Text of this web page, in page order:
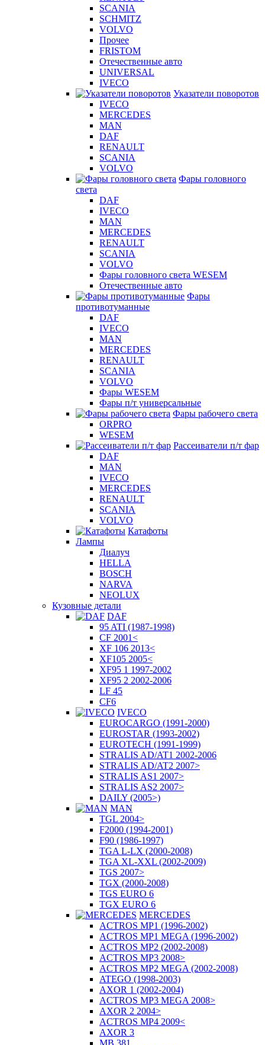
SCANIA
SCHMITZ
VOLVO
Прочее
FRISTOM
Отечественные авто
UNIVERSAL
IVECO
Указатели поворотов
IVECO
MERCEDES
MAN
DAF
RENAULT
SCANIA
VOLVO
Фары головного
света
DAF
IVECO
MAN
MERCEDES
RENAULT
SCANIA
VOLVO
Фары головного света WESEM
Отечественные авто
Фары
противотуманные
DAF
IVECO
MAN
MERCEDES
RENAULT
SCANIA
VOLVO
Фары WESEM
Фары п/т универсальные
Фары рабочего света
ORPRO
WESEM
Рассеиватели п/т фар
DAF
MAN
IVECO
MERCEDES
RENAULT
SCANIA
VOLVO
Катафоты
Лампы
Диалуч
HELLA
BOSCH
NARVA
NEOLUX
Кузовные детали
DAF
95 ATI (1987-1998)
CF 2001<
XF 106 2013<
XF105 2005<
XF95 1 1997-2002
XF95 2 2002-2006
LF 45
CF6
IVECO
EUROCARGO (1991-2000)
EUROSTAR (1993-2002)
EUROTECH (1991-1999)
STRALIS AD/AT1 2002-2006
STRALIS AD/AT2 2007>
STRALIS AS1 2007>
STRALIS AS2 2007>
DAILY (2005>)
MAN
TGL 2004>
F2000 (1994-2001)
F90 (1986-1997)
TGA L-LX (2000-2008)
TGA XL-XXL (2002-2009)
TGS 2007>
TGX (2000-2008)
TGS EURO 6
TGX EURO 6
MERCEDES
ACTROS MP1 (1996-2002)
ACTROS MP1 MEGA (1996-2002)
ACTROS MP2 (2002-2008)
ACTROS MP3 2008>
ACTROS MP2 MEGA (2002-2008)
ATEGO (1998-2003)
AXOR 1 (2002-2004)
ACTROS MP3 MEGA 2008>
AXOR 2 2004>
ACTROS MP4 2009<
AXOR 3
MB 381